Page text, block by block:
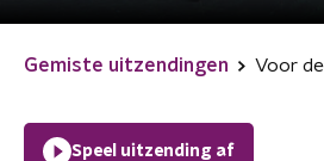
Gemiste uitzendingen Voor
Speel uitzending af